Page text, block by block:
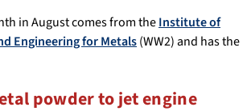
in August comes from theInstitute of
Engineering for Metals(WW2) and has the
powder to jet engine